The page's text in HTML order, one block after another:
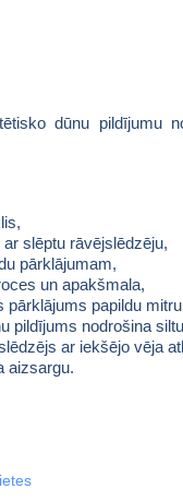
dūnu pildījumu
slēptu rāvējslēdzēju,
pārklājumam,
un apakšmala,
pārklājums papildu
pildījums nodrošina
ar iekšējo vēja
aizsargu.